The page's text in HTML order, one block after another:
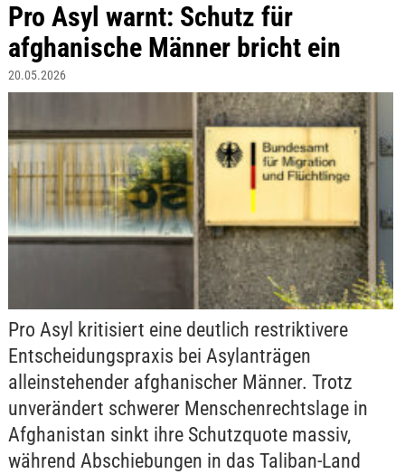
Pro Asyl warnt: Schutz für
afghanische Männer bricht ein
20.05.2026
Pro Asyl kritisiert eine deutlich restriktivere
Entscheidungspraxis bei Asylanträgen
alleinstehender afghanischer Männer. Trotz
unverändert schwerer Menschenrechtslage in
Afghanistan sinkt ihre Schutzquote massiv,
während Abschiebungen in das Taliban-Land